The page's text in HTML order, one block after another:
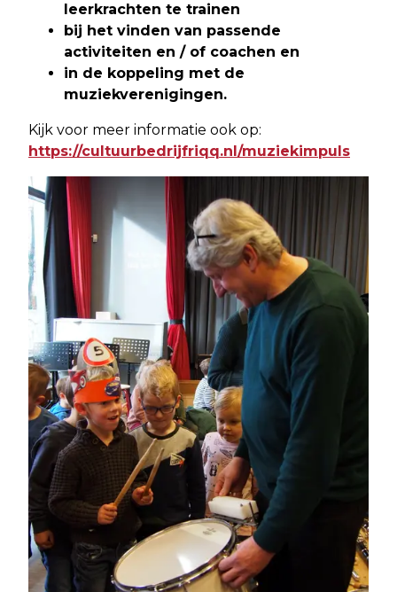
leerkrachten te trainen
bij het vinden van passende
activiteiten en / of coachen en
in de koppeling met de
muziekverenigingen.
Kijk voor meer informatie ook op:
https://cultuurbedrijfriqq.nl/muziekimpuls